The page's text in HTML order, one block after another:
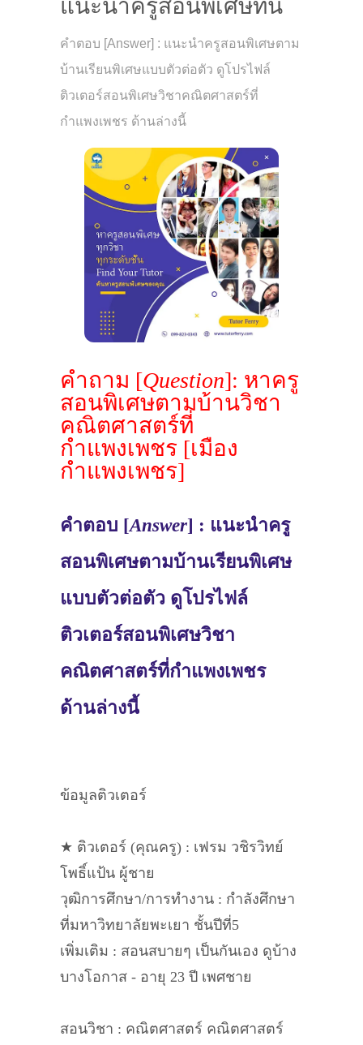
แนะนำครูสอนพิเศษที่นี่
คำตอบ [Answer] : แนะนำครูสอนพิเศษตาม
บ้านเรียนพิเศษแบบตัวต่อตัว ดูโปรไฟล์
ติวเตอร์สอนพิเศษวิชาคณิตศาสตร์ที่
กำแพงเพชร ด้านล่างนี้
คำถาม [Question]: หาครู
สอนพิเศษตามบ้านวิชา
คณิตศาสตร์ที่
กำแพงเพชร [เมือง
กำแพงเพชร]
คำตอบ [Answer] : แนะนำครู
สอนพิเศษตามบ้านเรียนพิเศษ
แบบตัวต่อตัว ดูโปรไฟล์
ติวเตอร์สอนพิเศษวิชา
คณิตศาสตร์ที่กำแพงเพชร
ด้านล่างนี้
ข้อมูลติวเตอร์
★ ติวเตอร์ (คุณครู) : เฟรม วชิรวิทย์
โพธิ์แป้น ผู้ชาย
วุฒิการศึกษา/การทำงาน : กำลังศึกษา
ที่มหาวิทยาลัยพะเยา ชั้นปีที่5
เพิ่มเติม : สอนสบายๆ เป็นกันเอง ดูบ้าง
บางโอกาส - อายุ 23 ปี เพศชาย
สอนวิชา : คณิตศาสตร์ คณิตศาสตร์